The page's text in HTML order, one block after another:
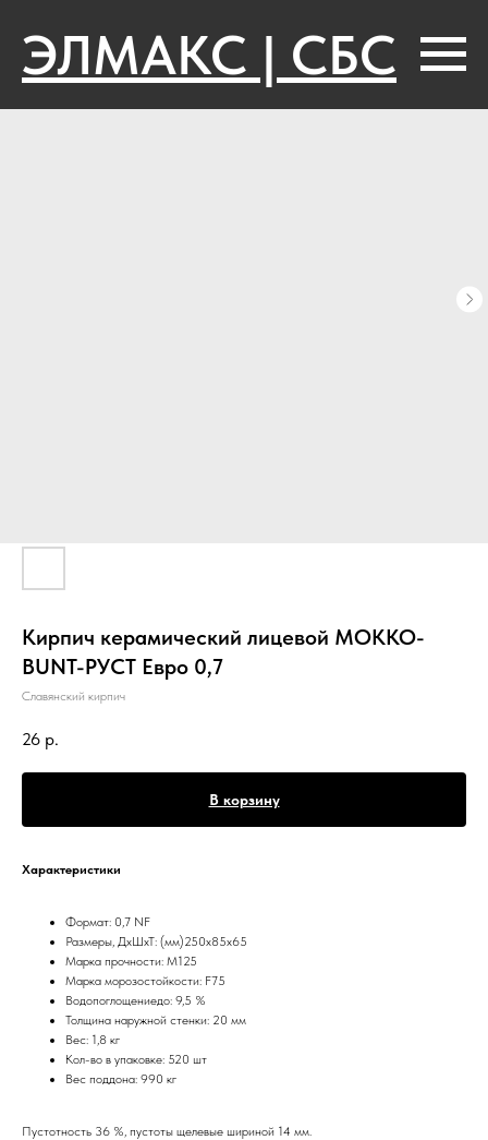
ЭЛМАКС | СБС
Кирпич керамический лицевой MOKKO-
BUNT-РУСТ Евро 0,7
Славянский кирпич
26 р.
В корзину
Характеристики
Формат: 0,7 NF
Размеры, ДхШхТ: (мм)250х85х65
Марка прочности: М125
Марка морозостойкости: F75
Водопоглощениедо: 9,5 %
Толщина наружной стенки: 20 мм
Вес: 1,8 кг
Кол-во в упаковке: 520 шт
Вес поддона: 990 кг
Пустотность 36 %, пустоты щелевые шириной 14 мм.